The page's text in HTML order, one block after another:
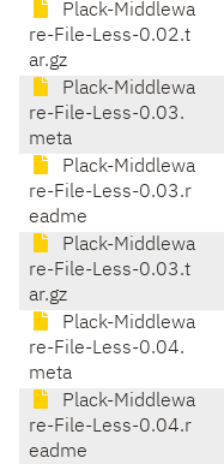
Plack-Middlewa
re-File-Less-0.02.t
ar.gz
Plack-Middlewa
re-File-Less-0.03.
meta
Plack-Middlewa
re-File-Less-0.03.r
eadme
Plack-Middlewa
re-File-Less-0.03.t
ar.gz
Plack-Middlewa
re-File-Less-0.04.
meta
Plack-Middlewa
re-File-Less-0.04.r
eadme